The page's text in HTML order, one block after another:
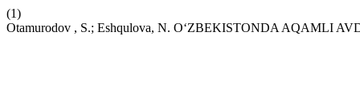
(1)
Otamurodov , S.; Eshqulova, N. O‘ZBEKISTONDA AQAMLI